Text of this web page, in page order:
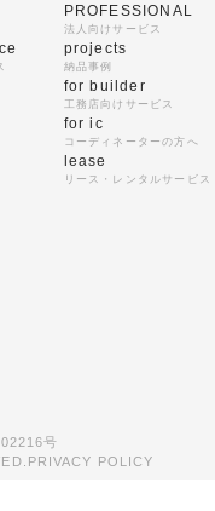
PROFESSIONAL
法人向けサービス
projects
納品事例
for builder
工務店向けサービス
for ic
コーディネーターの方へ
lease
リース・レンタルサービス
号
PRIVACY POLICY